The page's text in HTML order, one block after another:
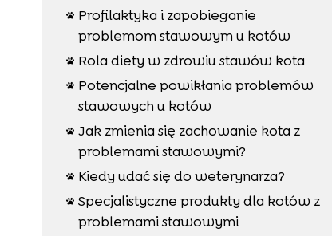

Profilaktyka i zapobieganie
problemom stawowym u kotów
 Rola diety w zdrowiu stawów kota

Potencjalne powikłania problemów
stawowych u kotów
 Jak zmienia się zachowanie kota z
problemami stawowymi?
 Kiedy udać się do weterynarza?
 Specjalistyczne produkty dla kotów z
problemami stawowymi